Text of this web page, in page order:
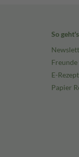
So geht's
E-
Papier